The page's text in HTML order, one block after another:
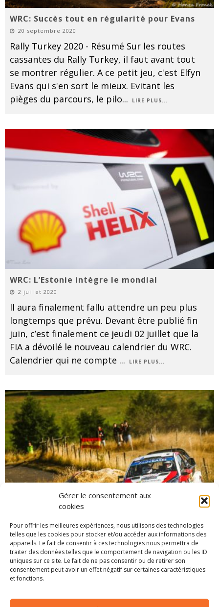
Gérer le consentement aux
cookies
Pour offrir les meilleures expériences, nous utilisons des technologies
telles que les cookies pour stocker et/ou accéder aux informations des
appareils. Le fait de consentir à ces technologies nous permettra de
traiter des données telles que le comportement de navigation ou les ID
uniques sur ce site. Le fait de ne pas consentir ou de retirer son
consentement peut avoir un effet négatif sur certaines caractéristiques
et fonctions.
WRC: Succès tout en régularité pour Evans
20 septembre 2020
Rally Turkey 2020 - Résumé Sur les routes
cassantes du Rally Turkey, il faut avant tout
se montrer régulier. A ce petit jeu, c'est Elfyn
Evans qui s'en sort le mieux. Evitant les
pièges du parcours, le pilo... LIRE PLUS...
WRC: L’Estonie intègre le mondial
2 juillet 2020
Il aura finalement fallu attendre un peu plus
longtemps que prévu. Devant être publié fin
juin, c’est finalement ce jeudi 02 juillet que la
FIA a dévoilé le nouveau calendrier du WRC.
Calendrier qui ne compte ... LIRE PLUS...
WRC: Toyota avec l’ancien moteur en
Turquie
5 septembre 2018
Marmaris Rally Turkey 2018 Utilisant un joker